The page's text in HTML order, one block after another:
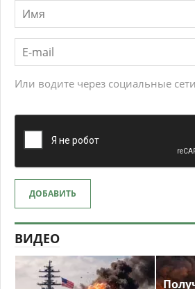
Или водите через социальные сети
ДОБАВИТЬ
ВИДЕО